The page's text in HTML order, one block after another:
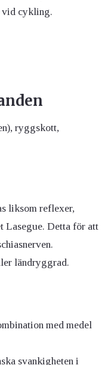
vid cykling.
ryggskott,
liksom reflexer,
Lasegue. Detta för att
ländryggrad.
med medel
svankigheten i